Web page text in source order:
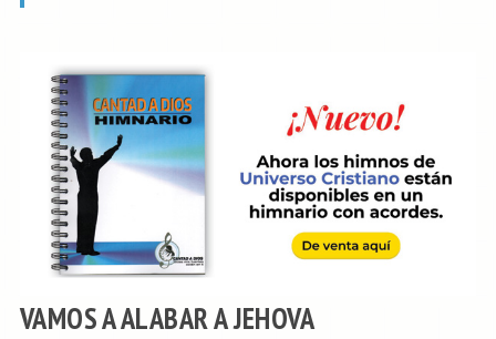
VAMOS A ALABAR A JEHOVA